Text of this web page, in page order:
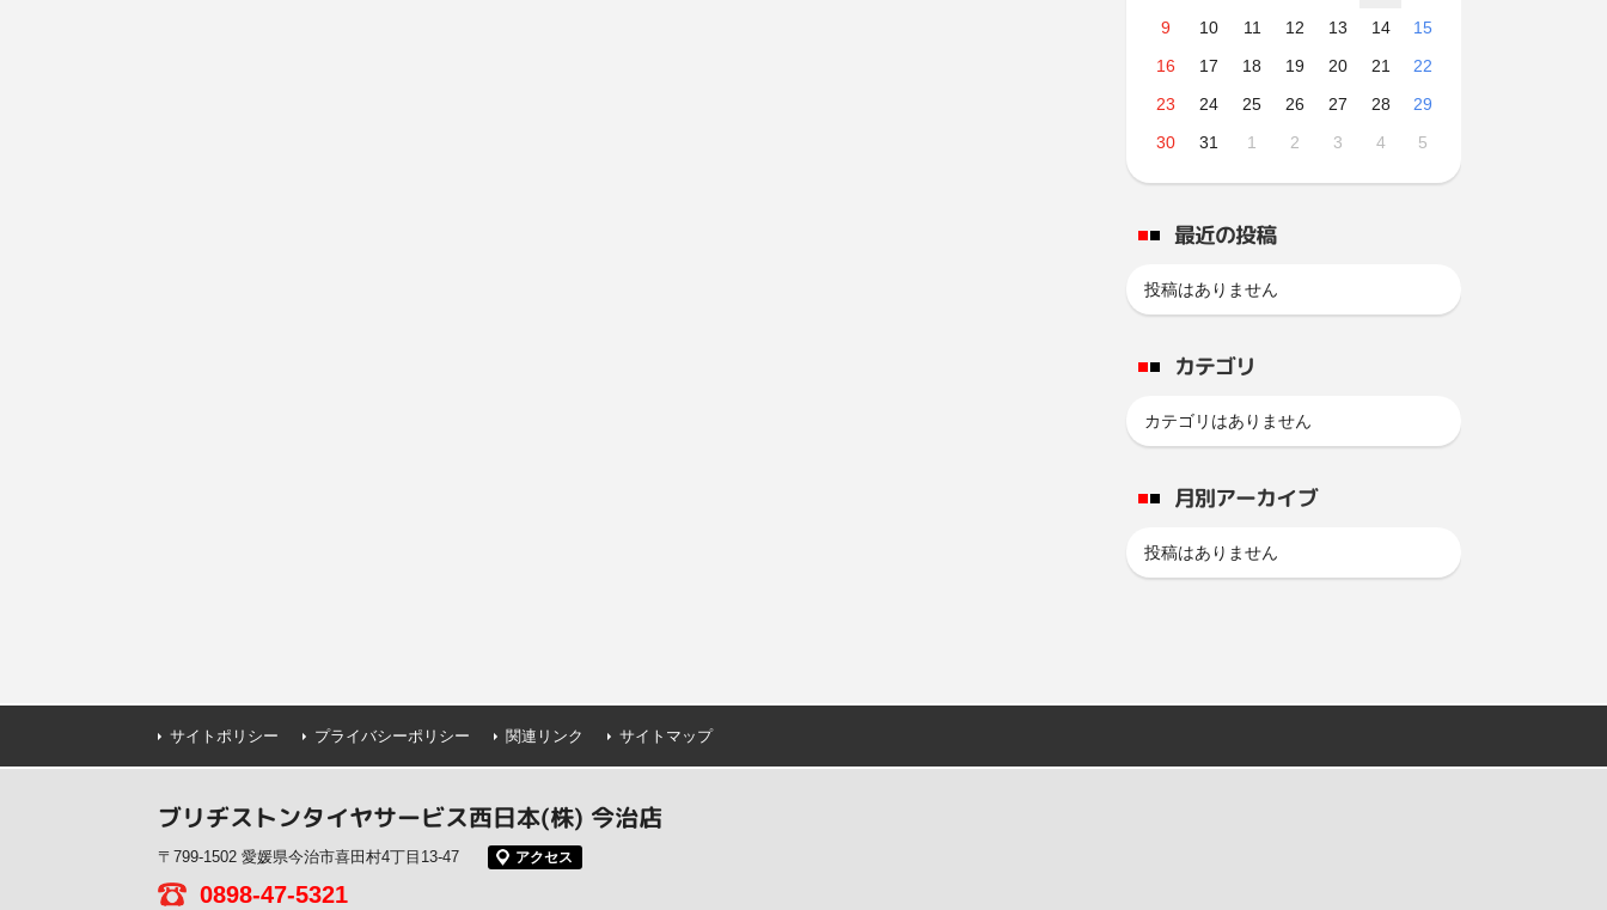
9
10 11 12 13 14
15
16
17 18 19 20 21
22
23
24 25 26 27 28
29
30
31 1 2 3 4 5
最近の投稿
投稿はありません
カテゴリ
カテゴリはありません
月別アーカイブ
投稿はありません
サイトポリシー プライバシーポリシー 関連リンク サイトマップ
ブリヂストンタイヤサービス西日本(株) 今治店
〒799-1502 愛媛県今治市喜田村4丁目13-47 アクセス
0898-47-5321